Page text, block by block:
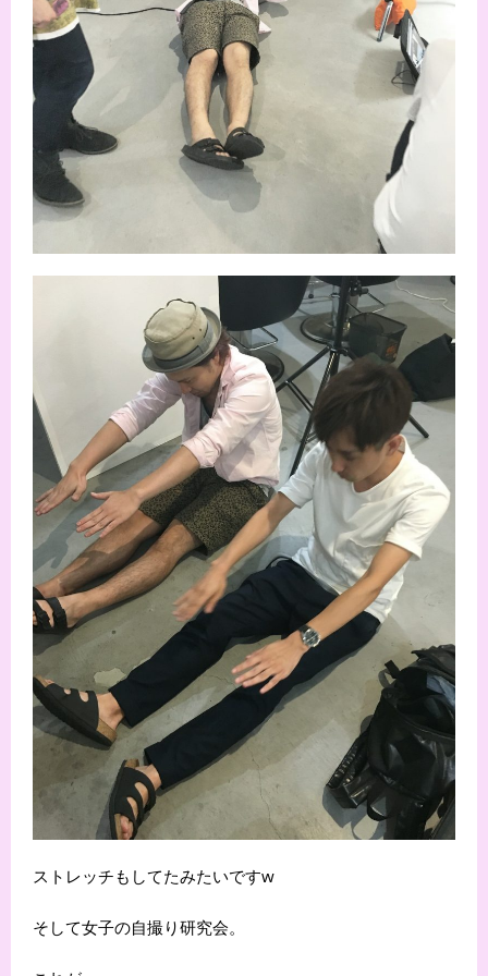
ストレッチもしてたみたいですw
そして女子の自撮り研究会。